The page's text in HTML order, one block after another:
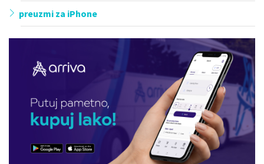
preuzmi za iPhone